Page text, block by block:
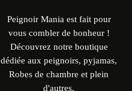
Peignoir Mania est fait pour
vous combler de bonheur !
Découvrez notre boutique
dédiée aux peignoirs, pyjamas,
Robes de chambre et plein
d'autres.